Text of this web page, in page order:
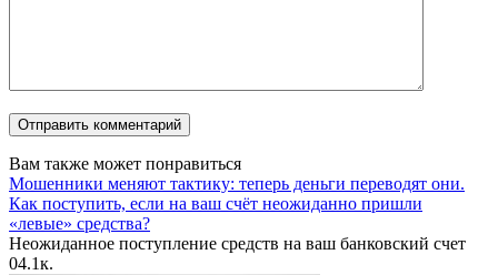
Вам также может понравиться
Мошенники меняют тактику: теперь деньги переводят они.
Как поступить, если на ваш счёт неожиданно пришли
«левые» средства?
Неожиданное поступление средств на ваш банковский счет
04.1к.